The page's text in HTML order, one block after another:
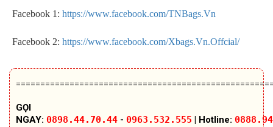
Facebook 1: https://www.facebook.com/TNBags.Vn
Facebook 2: https://www.facebook.com/Xbags.Vn.Offcial/
GỌI
NGAY: 0898.44.70.44 - 0963.532.555 Hotline: